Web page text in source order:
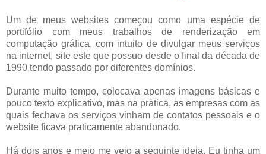
Um de meus websites começou como uma espécie de
portifólio com meus trabalhos de renderização em
computação gráfica, com intuito de divulgar meus serviços
na internet, site este que possuo desde o final da década de
1990 tendo passado por diferentes domínios.
Durante muito tempo, colocava apenas imagens básicas e
pouco texto explicativo, mas na prática, as empresas com as
quais fechava os serviços vinham de contatos pessoais e o
website ficava praticamente abandonado.
Há dois anos e meio me veio a seguinte ideia. Eu tinha um